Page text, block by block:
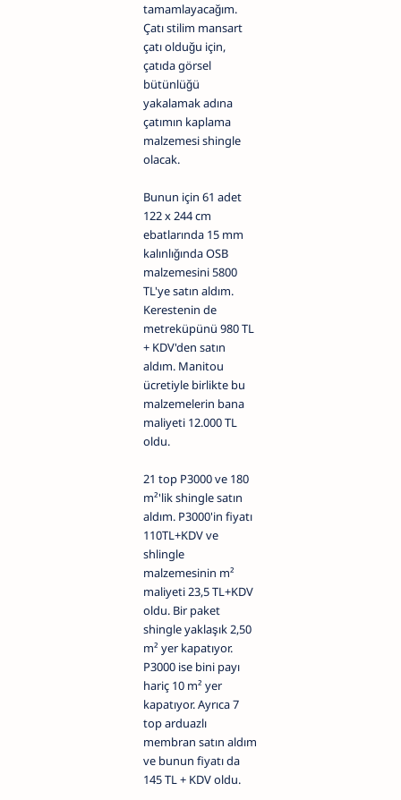
tamamlayacağım.
Çatı stilim mansart
çatı olduğu için,
çatıda görsel
bütünlüğü
yakalamak adına
çatımın kaplama
malzemesi shingle
olacak.
Bunun için 61 adet
122 x 244 cm
ebatlarında 15 mm
kalınlığında OSB
malzemesini 5800
TL'ye satın aldım.
Kerestenin de
metreküpünü 980 TL
+ KDV'den satın
aldım. Manitou
ücretiyle birlikte bu
malzemelerin bana
maliyeti 12.000 TL
oldu.
21 top P3000 ve 180
m²'lik shingle satın
aldım. P3000'in fiyatı
110TL+KDV ve
shlingle
malzemesinin m²
maliyeti 23,5 TL+KDV
oldu. Bir paket
shingle yaklaşık 2,50
m² yer kapatıyor.
P3000 ise bini payı
hariç 10 m² yer
kapatıyor. Ayrıca 7
top arduazlı
membran satın aldım
ve bunun fiyatı da
145 TL + KDV oldu.